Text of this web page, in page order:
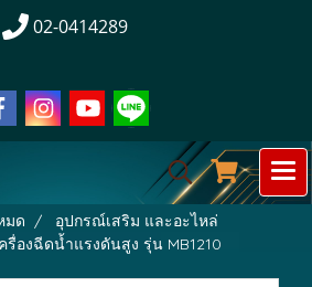
02-0414289
มด
อุปกรณ์เสริม และอะไหล่
ครื่องฉีดน้ำแรงดันสูง รุ่น MB1210